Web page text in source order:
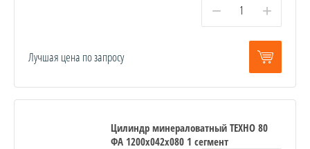
− +
Лучшая цена по запросу
Цилиндр минераловатный ТЕХНО 80
ФА 1200x042x080 1 сегмент